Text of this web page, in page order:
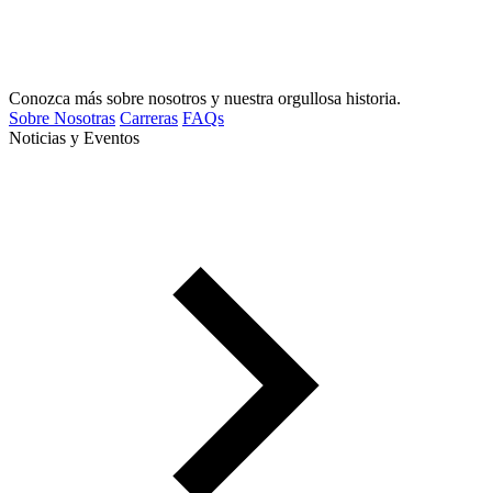
Conozca más sobre nosotros y nuestra orgullosa historia.
Sobre Nosotras Carreras FAQs
Noticias y Eventos